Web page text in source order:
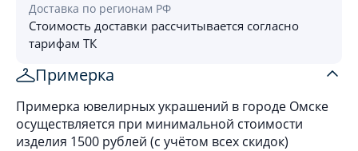
Доставка по регионам РФ
Стоимость доставки рассчитывается согласно
тарифам ТК
Примерка
Примерка ювелирных украшений в городе Омске
осуществляется при минимальной стоимости
изделия 1500 рублей (с учётом всех скидок)